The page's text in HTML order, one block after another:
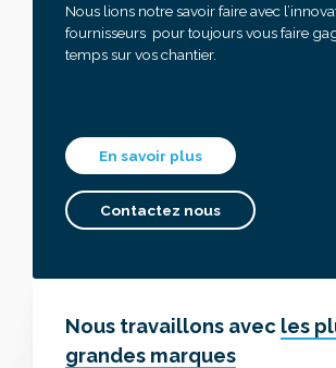
Nous lions notre savoir faire avec
fournisseurs pour toujours vous faire
temps sur vos chantier.
En savoir plus
Contactez nous
Nous travaillons avec les
grandes marques